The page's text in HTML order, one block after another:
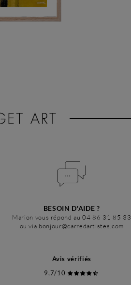
BESOIN D'AIDE ?
Marion vous répond au 04 86 31 85 33
ou via bonjour@carredartistes.com
Avis vérifiés
9,7/10